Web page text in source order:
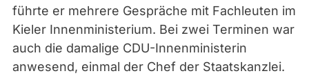
führte er mehrere Gespräche mit Fachleuten im
Kieler Innenministerium. Bei zwei Terminen war
auch die damalige CDU-Innenministerin
anwesend, einmal der Chef der Staatskanzlei.